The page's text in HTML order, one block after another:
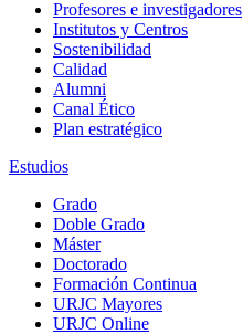
Profesores e investigadores
Institutos y Centros
Sostenibilidad
Calidad
Alumni
Canal Ético
Plan estratégico
Estudios
Grado
Doble Grado
Máster
Doctorado
Formación Continua
URJC Mayores
URJC Online